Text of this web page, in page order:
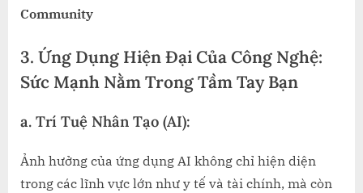
Community
3. Ứng Dụng Hiện Đại Của Công Nghệ:
Sức Mạnh Nằm Trong Tầm Tay Bạn
a. Trí Tuệ Nhân Tạo (AI):
Ảnh hưởng của ứng dụng AI không chỉ hiện diện
trong các lĩnh vực lớn như y tế và tài chính, mà còn